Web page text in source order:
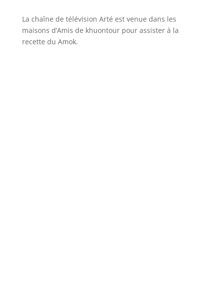
La chaîne de télévision Arté est venue dans les
maisons d’Amis de khuontour pour assister à la
recette du Amok.